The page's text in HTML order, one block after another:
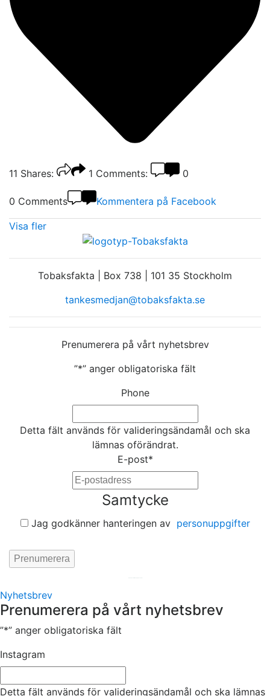
11 Shares: 1 Comments: 0
0 Comments Kommentera på Facebook
Visa fler
Tobaksfakta | Box 738 | 101 35 Stockholm
tankesmedjan@tobaksfakta.se
Prenumerera på vårt nyhetsbrev
”*” anger obligatoriska fält
Phone
Detta fält används för valideringsändamål och ska
lämnas oförändrat.
E-post*
Samtycke
Jag godkänner hanteringen av personuppgifter
Nyhetsbrev
Prenumerera på vårt nyhetsbrev
”*” anger obligatoriska fält
Instagram
Detta fält används för valideringsändamål och ska lämnas